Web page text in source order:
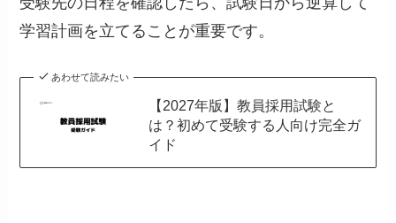
学習計画を立てることが重要です。
あわせて読みたい
【2027年版】教員採用試験と
は？初めて受験する人向け完全ガ
イド